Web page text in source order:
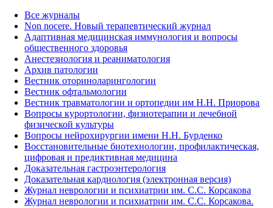
Все журналы
Non nocere. Новый терапевтический журнал
Адаптивная медицинская иммунология и вопросы
общественного здоровья
Анестезиология и реаниматология
Архив патологии
Вестник оториноларингологии
Вестник офтальмологии
Вестник травматологии и ортопедии им Н.Н. Приорова
Вопросы курортологии, физиотерапии и лечебной
физической культуры
Вопросы нейрохирургии имени Н.Н. Бурденко
Восстановительные биотехнологии, профилактическая,
цифровая и предиктивная медицина
Доказательная гастроэнтерология
Доказательная кардиология (электронная версия)
Журнал неврологии и психиатрии им. С.С. Корсакова
Журнал неврологии и психиатрии им. С.С. Корсакова.